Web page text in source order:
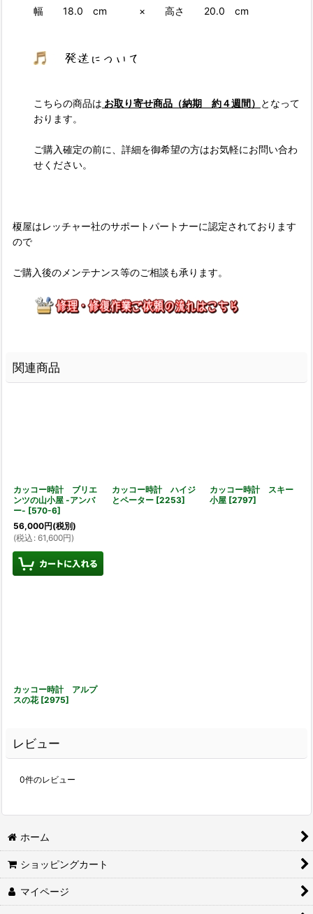
幅 18.0 cm × 高さ 20.0 cm
こちらの商品は お取り寄せ商品（納期 約４週間） となって
おります。
ご購入確定の前に、詳細を御希望の方はお気軽にお問い合わ
せください。
榎屋はレッチャー社のサポートパートナーに認定されております
ので
ご購入後のメンテナンス等のご相談も承ります。
関連商品
カッコー時計 ブリエ
ンツの山小屋 -アンバ
ー- [570-6]
56,000円(税別)
(税込 : 61,600円)
カッコー時計 ハイジ
とペーター [2253]
カッコー時計 スキー
小屋 [2797]
カッコー時計 アルプ
スの花 [2975]
レビュー
0件のレビュー
ホーム
ショッピングカート
マイページ